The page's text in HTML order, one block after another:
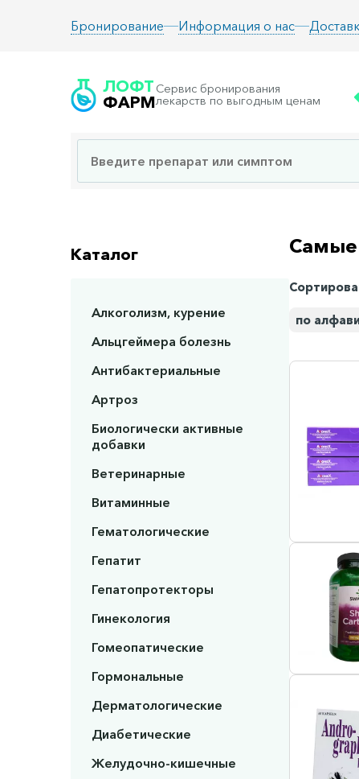
Бронирование Информация о нас
ЛОФТ
ФАРМ
Сервис бронирования
лекарств по выгодным ценам
Каталог
Алкоголизм, курение
Альцгеймера болезнь
Антибактериальные
Артроз
Биологически активные
добавки
Ветеринарные
Витаминные
Гематологические
Гепатит
Гепатопротекторы
Гинекология
Гомеопатические
Гормональные
Дерматологические
Диабетические
Желудочно-кишечные
по